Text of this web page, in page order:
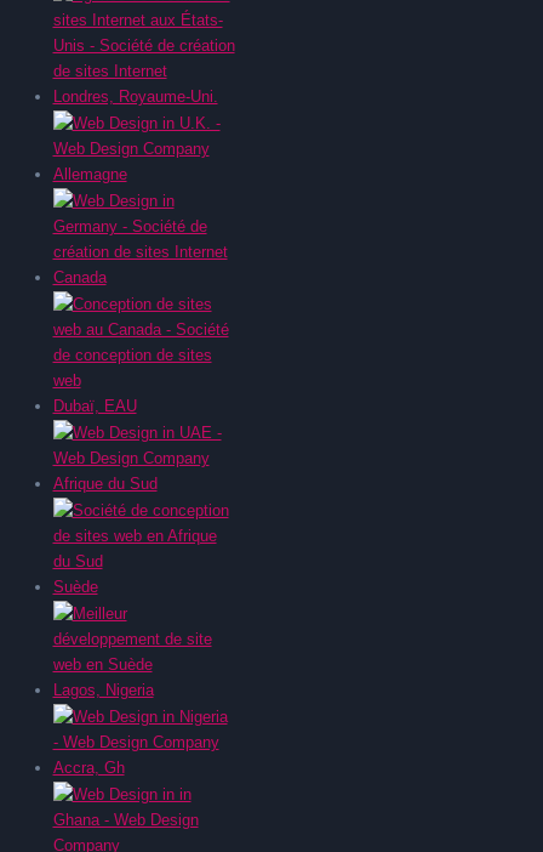
Londres, Royaume-Uni.
Allemagne
Canada
Dubaï, EAU
Afrique du Sud
Suède
Lagos, Nigeria
Accra, Gh